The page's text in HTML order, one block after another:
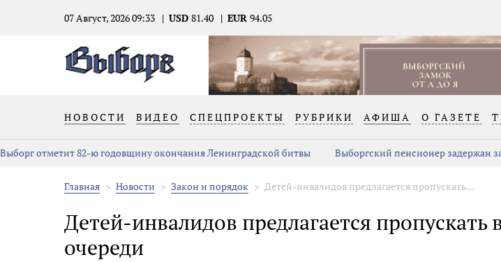
07 Август, 2026 09:33 USD 81.40 EUR 94.05
НОВОСТИ ВИДЕО СПЕЦПРОЕКТЫ РУБРИКИ АФИША О ГАЗЕТЕ
Выборг отметит 82-ю годовщину окончания Ленинградской битвы Выборгский пенсионер задержан
Главная Новости Закон и порядок Детей-инвалидов предлагается пропускать...
Детей-инвалидов предлагается пропускать
очереди